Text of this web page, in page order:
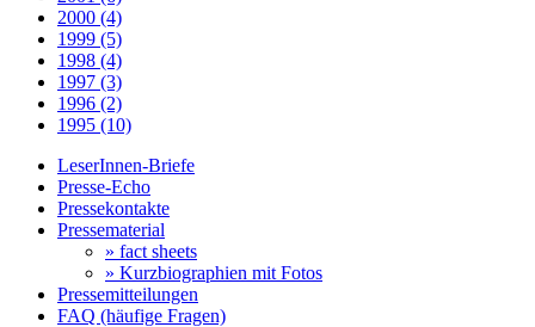
2000 (4)
1999 (5)
1998 (4)
1997 (3)
1996 (2)
1995 (10)
LeserInnen-Briefe
Presse-Echo
Pressekontakte
Pressematerial
» fact sheets
» Kurzbiographien mit Fotos
Pressemitteilungen
FAQ (häufige Fragen)